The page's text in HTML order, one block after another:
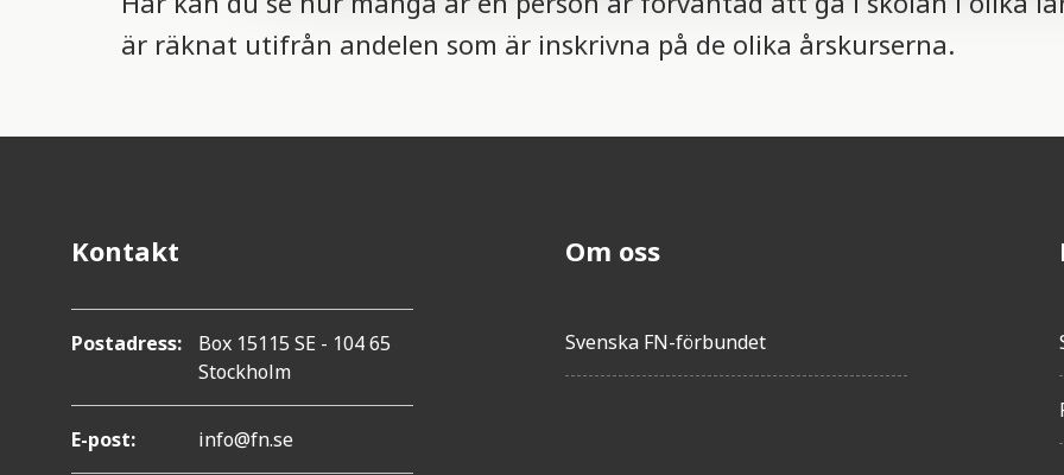
i
är räknat utifrån andelen som är inskrivna på de olika årskurserna.
Kontakt
Postadress:
Box 15115 SE - 104 65
Stockholm
E-post: info@fn.se
Om oss
Svenska FN-förbundet